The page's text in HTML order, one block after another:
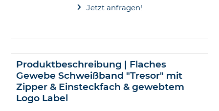
Jetzt anfragen!
Produktbeschreibung | Flaches
Gewebe Schweißband "Tresor" mit
Zipper & Einsteckfach & gewebtem
Logo Label